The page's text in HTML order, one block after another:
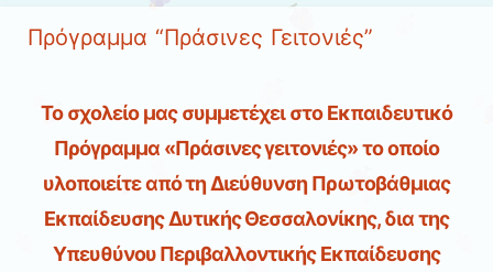
Πρόγραμμα “Πράσινες Γειτονιές”
Το σχολείο μας συμμετέχει στο Εκπαιδευτικό
Πρόγραμμα «Πράσινες γειτονιές» το οποίο
υλοποιείτε από τη Διεύθυνση Πρωτοβάθμιας
Εκπαίδευσης Δυτικής Θεσσαλονίκης, δια της
Υπευθύνου Περιβαλλοντικής Εκπαίδευσης